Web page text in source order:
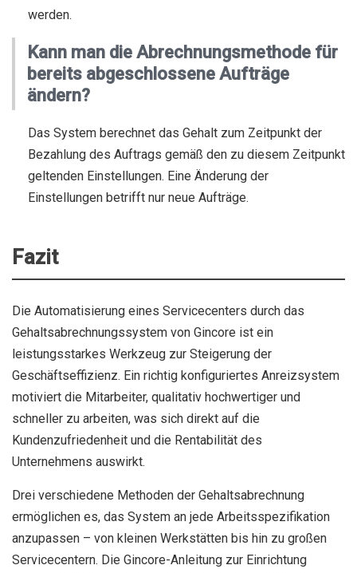
werden.
Kann man die Abrechnungsmethode für
bereits abgeschlossene Aufträge
ändern?
Das System berechnet das Gehalt zum Zeitpunkt der
Bezahlung des Auftrags gemäß den zu diesem Zeitpunkt
geltenden Einstellungen. Eine Änderung der
Einstellungen betrifft nur neue Aufträge.
Fazit
Die Automatisierung eines Servicecenters durch das
Gehaltsabrechnungssystem von Gincore ist ein
leistungsstarkes Werkzeug zur Steigerung der
Geschäftseffizienz. Ein richtig konfiguriertes Anreizsystem
motiviert die Mitarbeiter, qualitativ hochwertiger und
schneller zu arbeiten, was sich direkt auf die
Kundenzufriedenheit und die Rentabilität des
Unternehmens auswirkt.
Drei verschiedene Methoden der Gehaltsabrechnung
ermöglichen es, das System an jede Arbeitsspezifikation
anzupassen – von kleinen Werkstätten bis hin zu großen
Servicecentern. Die Gincore-Anleitung zur Einrichtung